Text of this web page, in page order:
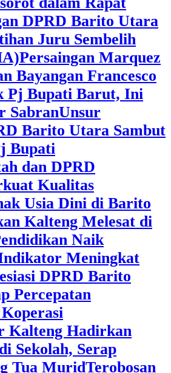
DPRD Barito Utara
Juru Sembelih
Persaingan Marquez
Bayangan Francesco
Pj Bupati Barut, Ini
SabranUnsur
Barito Utara Sambut
Bupati
dan DPRD
Kualitas
Usia Dini di Barito
Kalteng Melesat di
Naik
Meningkat
DPRD Barito
Percepatan
Kalteng Hadirkan
Sekolah, Serap
Tua Murid‎Terobosan